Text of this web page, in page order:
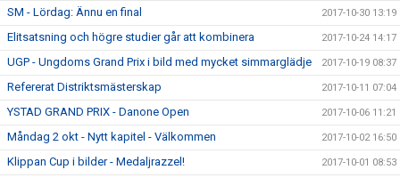
SM - Lördag: Ännu en final 2017-10-30 13:19
Elitsatsning och högre studier går att kombinera 2017-10-24 14:17
UGP - Ungdoms Grand Prix i bild med mycket simmarglädje 2017-10-19 08:37
Refererat Distriktsmästerskap 2017-10-11 07:04
YSTAD GRAND PRIX - Danone Open 2017-10-06 11:21
Måndag 2 okt - Nytt kapitel - Välkommen 2017-10-02 16:50
Klippan Cup i bilder - Medaljrazzel! 2017-10-01 08:53